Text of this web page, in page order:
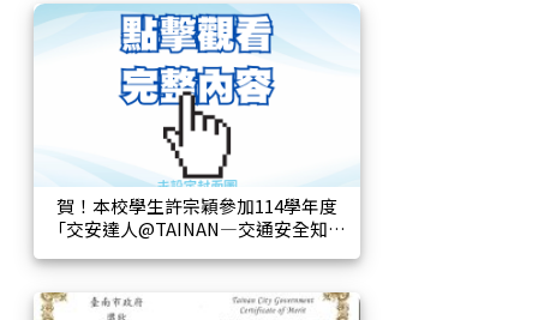
賀！本校學生許宗穎參加114學年度
「交安達人@TAINAN—交通安全知識